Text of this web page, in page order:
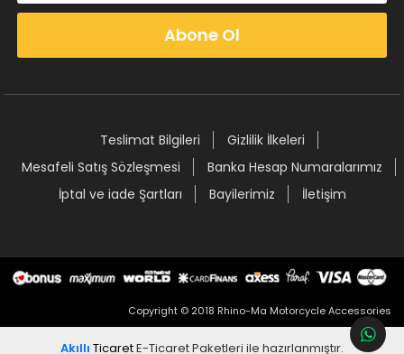
Abone Ol
Teslimat Bilgileri
Gizlilik İlkeleri
Mesafeli Satış Sözleşmesi
Banka Hesap Numaralarımız
İptal ve iade Şartları
Bayilerimiz İletişim
Copyright © 2018 Rhino-Ma Motorcycle Accessories
Akıllı TicaretE-Ticaret Paketleri ile hazırlanmıştır.